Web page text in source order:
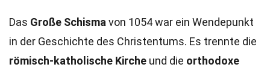
Das Große Schisma von 1054 war ein Wendepunkt
in der Geschichte des Christentums. Es trennte die
römisch-katholische Kirche und die orthodoxe